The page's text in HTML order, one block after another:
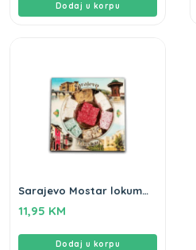
Dodaj u korpu
Sarajevo Mostar lokum
11,95 KM
Dodaj u korpu